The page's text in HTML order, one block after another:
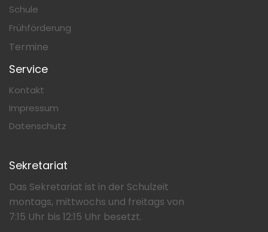
Schule
Frühförderung
Termine
Service
Kontakt
Impressum
Datenschutz
Sekretariat
Das Sekretariat ist in der Schulzeit
montags, mittwochs und freitags von
7:15 Uhr bis 12:15 Uhr besetzt.